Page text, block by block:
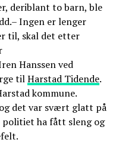
deriblant to barn, ble
Ingen er lenger
til, skal det etter
Hanssen ved
tilHarstad Tidende.
kommune.
det var svært glatt på
politiet ha fått sleng og